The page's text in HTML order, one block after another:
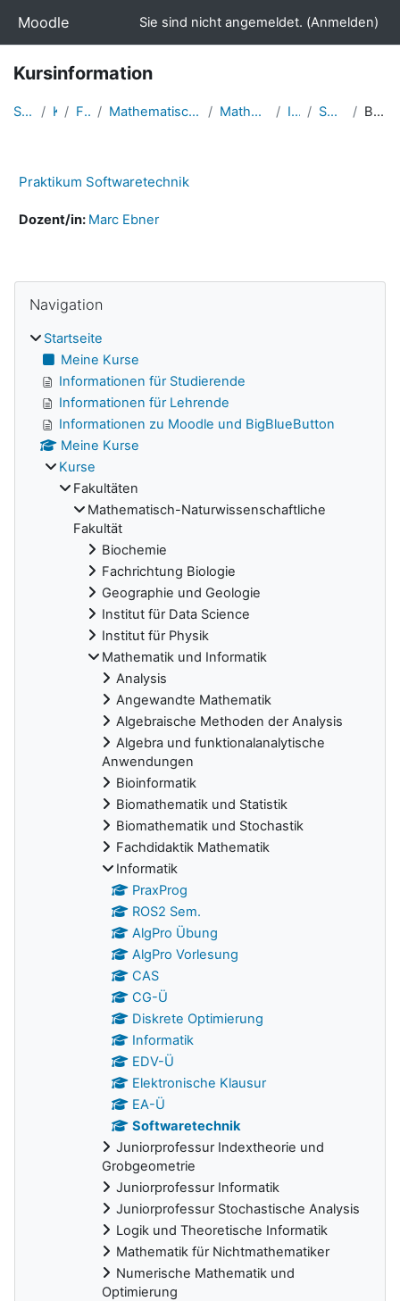
Moodle Sie sind nicht angemeldet. (Anmelden)
Kursinformation
Startseite Kurse Fakultäten Mathematisch-Naturwissenschaftliche Fakultät Mathematik und Informatik Informatik Softwaretechnik Beschreibung
Praktikum Softwaretechnik
Dozent/in: Marc Ebner
Navigation
Startseite
Meine Kurse
Informationen für Studierende
Informationen für Lehrende
Informationen zu Moodle und BigBlueButton
Meine Kurse
Kurse
Fakultäten
Mathematisch-Naturwissenschaftliche
Fakultät
Biochemie
Fachrichtung Biologie
Geographie und Geologie
Institut für Data Science
Institut für Physik
Mathematik und Informatik
Analysis
Angewandte Mathematik
Algebraische Methoden der Analysis
Algebra und funktionalanalytische
Anwendungen
Bioinformatik
Biomathematik und Statistik
Biomathematik und Stochastik
Fachdidaktik Mathematik
Informatik
PraxProg
ROS2 Sem.
AlgPro Übung
AlgPro Vorlesung
CAS
CG-Ü
Diskrete Optimierung
Informatik
EDV-Ü
Elektronische Klausur
EA-Ü
Softwaretechnik
Juniorprofessur Indextheorie und
Grobgeometrie
Juniorprofessur Informatik
Juniorprofessur Stochastische Analysis
Logik und Theoretische Informatik
Mathematik für Nichtmathematiker
Numerische Mathematik und
Optimierung